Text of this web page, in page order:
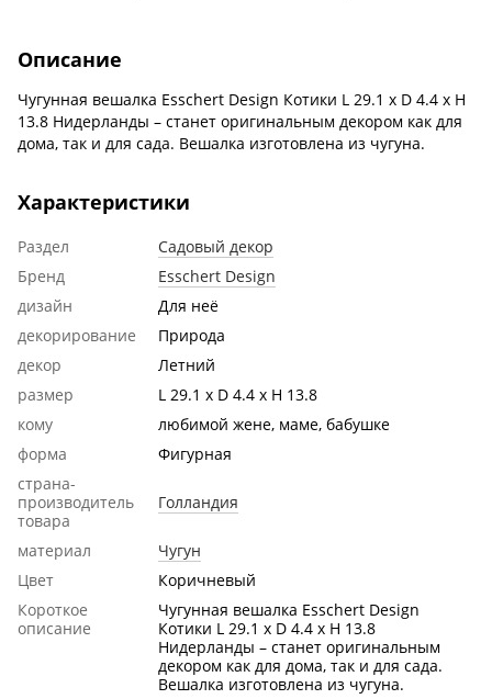
Описание
Чугунная вешалка Esschert Design Котики L 29.1 x D 4.4 x H
13.8 Нидерланды – станет оригинальным декором как для
дома, так и для сада. Вешалка изготовлена ​​из чугуна.
Характеристики
Раздел
Садовый декор
Бренд
Esschert Design
дизайн
Для неё
декорирование
Природа
декор
Летний
размер
L 29.1 x D 4.4 x H 13.8
кому
любимой жене, маме, бабушке
форма
Фигурная
страна-
производитель
товара
Голландия
материал
Чугун
Цвет
Коричневый
Короткое
описание
Чугунная вешалка Esschert Design
Котики L 29.1 x D 4.4 x H 13.8
Нидерланды – станет оригинальным
декором как для дома, так и для сада.
Вешалка изготовлена ​​из чугуна.